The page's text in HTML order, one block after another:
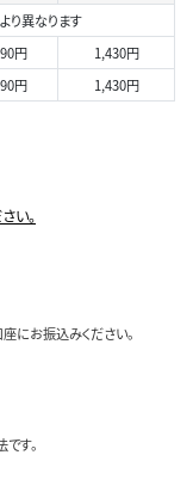
り異なります
円
1,430円
円 1,430円
い。
にお振込みください。
す。